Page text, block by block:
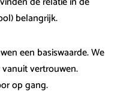
belangrijk.
een basiswaarde. We
vertrouwen.
op gang.